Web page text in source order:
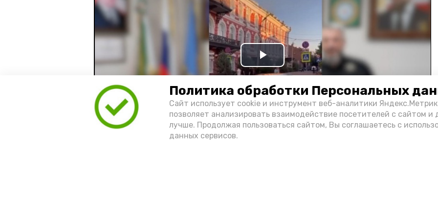
Политика обработки Персональных
Сайт использует cookie и инструмент веб-аналитики
позволяет анализировать взаимодействие посетителей с сайтом и
лучше. Продолжая пользоваться сайтом, Вы соглашаетесь с
данных сервисов.
Play
Video